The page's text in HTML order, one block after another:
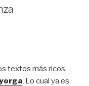
textos más ricos,
. Lo cual ya es